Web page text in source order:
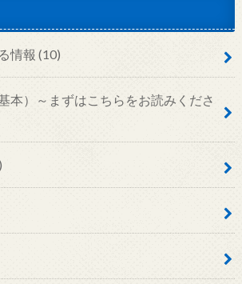
情報 (10)
本）～まずはこちらをお読みくださ